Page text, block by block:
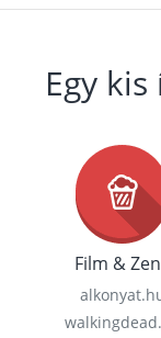
Egy
Film &